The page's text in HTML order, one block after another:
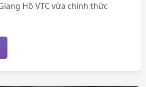
Hồ VTC vừa chính thức